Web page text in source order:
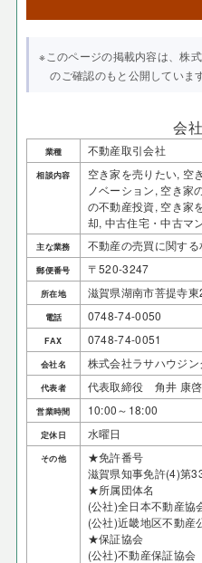
※このページの掲載内容は、株
のご確認のもと公開しています
会
業種 不動産取引会社
相談内容
空き家を売りたい, 空
ノベーション, 空き家
の不動産投資, 空き家
却, 中古住宅・中古マ
主な業務 不動産の売買に関す
郵便番号 〒520-3247
所在地 滋賀県湖南市菩提寺
電話 0748-74-0050
FAX 0748-74-0051
会社名 株式会社ラサハウジン
代表者 代表取締役 角井 康啓
営業時間 10:00～18:00
定休日 水曜日
その他
★免許番号
滋賀県知事免許(4)第
★所属団体名
(公社)全日本不動産協
(公社)近畿地区不動産
★保証協会
(公社)不動産保証協会